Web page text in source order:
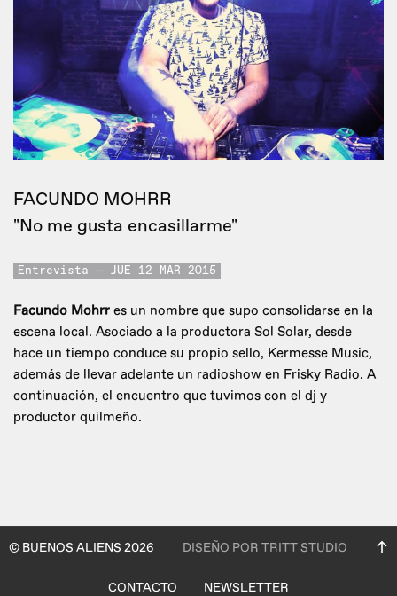
FACUNDO MOHRR
"No me gusta encasillarme"
Entrevista JUE 12 MAR 2015
Facundo Mohrr es un nombre que supo consolidarse en la
escena local. Asociado a la productora Sol Solar, desde
hace un tiempo conduce su propio sello, Kermesse Music,
además de llevar adelante un radioshow en Frisky Radio. A
continuación, el encuentro que tuvimos con el dj y
productor quilmeño.
© BUENOS ALIENS 2026 DISEÑO POR TRITT STUDIO
CONTACTO NEWSLETTER